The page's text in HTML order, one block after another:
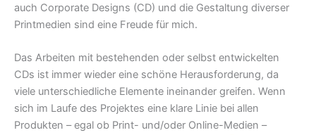
auch Corporate Designs (CD) und die Gestaltung diverser
Printmedien sind eine Freude für mich.
Das Arbeiten mit bestehenden oder selbst entwickelten
CDs ist immer wieder eine schöne Herausforderung, da
viele unterschiedliche Elemente ineinander greifen. Wenn
sich im Laufe des Projektes eine klare Linie bei allen
Produkten – egal ob Print- und/oder Online-Medien –